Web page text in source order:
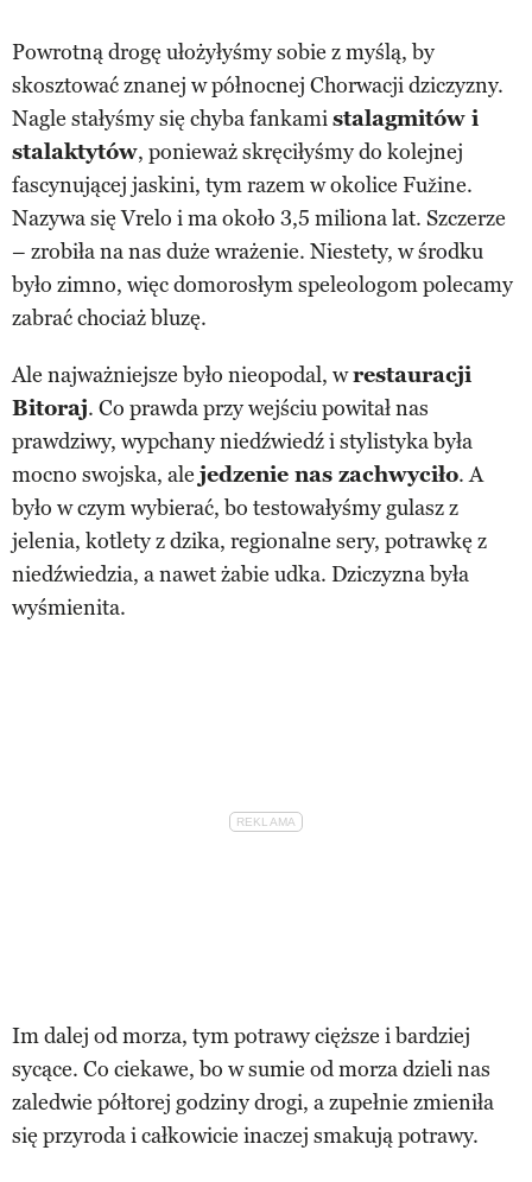
Powrotną drogę ułożyłyśmy sobie z myślą, by
skosztować znanej w północnej Chorwacji dziczyzny.
Nagle stałyśmy się chyba fankamistalagmitów i
stalaktytów, ponieważ skręciłyśmy do kolejnej
fascynującej jaskini, tym razem w okolice Fužine.
Nazywa się Vrelo i ma około 3,5 miliona lat. Szczerze
– zrobiła na nas duże wrażenie. Niestety, w środku
było zimno, więc domorosłym speleologom polecamy
zabrać chociaż bluzę.
Ale najważniejsze było nieopodal, wrestauracji
Bitoraj. Co prawda przy wejściu powitał nas
prawdziwy, wypchany niedźwiedź i stylistyka była
mocno swojska, ale jedzenie nas zachwyciło. A
było w czym wybierać, bo testowałyśmy gulasz z
jelenia, kotlety z dzika, regionalne sery, potrawkę z
niedźwiedzia, a nawet żabie udka. Dziczyzna była
wyśmienita.
Im dalej od morza, tym potrawy cięższe i bardziej
sycące. Co ciekawe, bo w sumie od morza dzieli nas
zaledwie półtorej godziny drogi, a zupełnie zmieniła
się przyroda i całkowicie inaczej smakują potrawy.